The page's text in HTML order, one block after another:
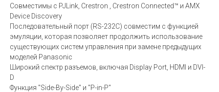
Совместимы с PJLink, Crestron , Crestron Connected™ и AMX
Device Discovery
Последовательный порт (RS-232C) совместим с функцией
эмуляции, которая позволяет продолжить использование
существующих систем управления при замене предыдущих
моделей Panasonic
Широкий спектр разъемов, включая Display Port, HDMI и DVI-
D
Функция "Side-By-Side" и "P-in-P"